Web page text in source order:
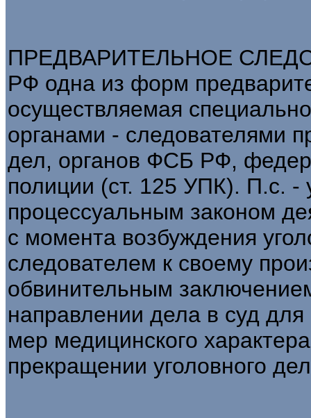
ПРЕДВАРИТЕЛЬНОЕ
РФ одна из форм
осуществляемая
органами - следователями
дел, органов ФСБ РФ,
полиции (ст. 125 УПК). П.с. -
процессуальным законом
с момента возбуждения
следователем к своему
обвинительным
направлении дела в суд
мер медицинского
прекращении уголовного